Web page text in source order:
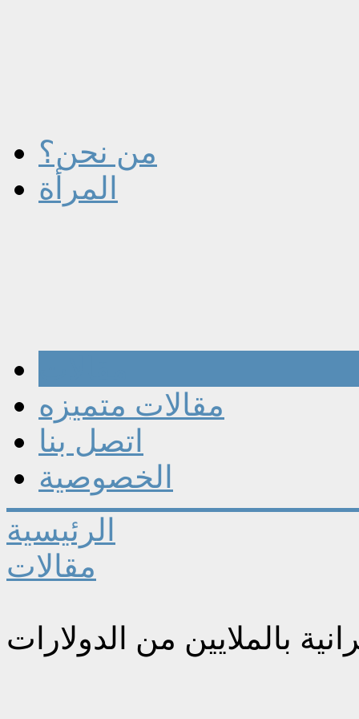
من نحن؟
المرأة
مقالات متميزه
اتصل بنا
الخصوصية
الرئيسية
مقالات